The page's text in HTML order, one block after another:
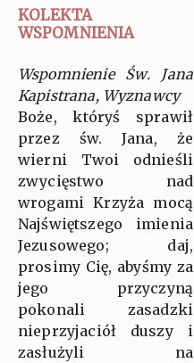
KOLEKTA
WSPOMNIENIA
Wspomnienie Św. Jana
Kapistrana, Wyznawcy
Boże, któryś sprawił
przez św. Jana, że
wierni Twoi odnieśli
zwycięstwo nad
wrogami Krzyża mocą
Najświętszego imienia
Jezusowego; daj,
prosimy Cię, abyśmy za
jego przyczyną
pokonali zasadzki
nieprzyjaciół duszy i
zasłużyli na